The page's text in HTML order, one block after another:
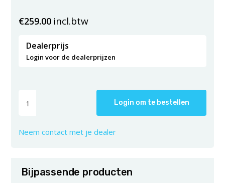
€259.00 incl.btw
Dealerprijs
Login voor de dealerprijzen
Login om te bestellen
Neem contact met je dealer
Bijpassende producten